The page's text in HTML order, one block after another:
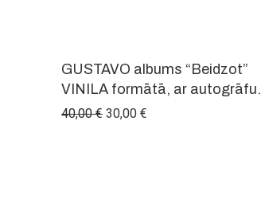
-
GUSTAVO albums “Beidzot”
VINILA formātā, ar autogrāfu.
40,00€ Original price was: 40,00 €.
30,00 €